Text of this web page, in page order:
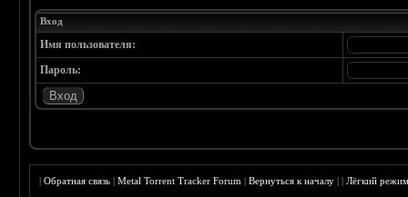
Вход
Имя пользователя:
Пароль:
|Обратная связь |Metal Torrent Tracker Forum |Вернуться к началу ||Лёгкий